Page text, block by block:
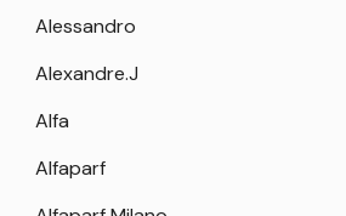
Alessandro
Alexandre.J
Alfa
Alfaparf